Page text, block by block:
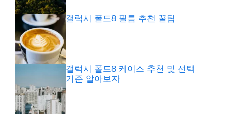
갤럭시 폴드8 필름 추천 꿀팁
갤럭시 폴드8 케이스 추천 및 선택
기준 알아보자